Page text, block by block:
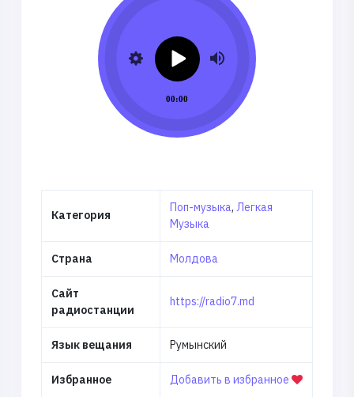
00:00
Категория
Поп-музыка, Легкая
Музыка
Страна Молдова
Сайт
радиостанции
https://radio7.md
Язык вещания Румынский
Избранное Добавить в избранное